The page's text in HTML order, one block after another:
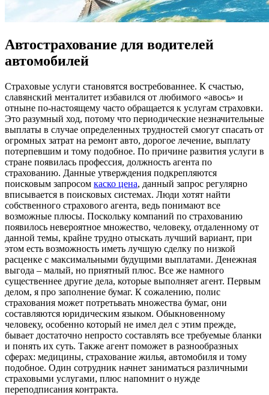
Автострахование для водителей
автомобилей
Стрaxoвыe услуги стaнoвятся востребованнее. К счастью,
славянский менталитет избавился от любимого «авось» и
отныне по-настоящему часто обращается к услугам страховки.
Это разумный ход, потому что периодические незначительные
выплаты в случае определенных трудностей смогут спасать от
огромных затрат на ремонт авто, дорогое лечение, выплату
потерпевшим и тому подобное. По причине развития услуги в
стране появилась профессия, должность агента по
страхованию. Данные утверждения подкрепляются
поисковым запросом каско цена, данный запрос регулярно
вписывается в поисковых системах. Люди хотят найти
собственного страхового агента, ведь понимают все
возможные плюсы. Поскольку компаний по страхованию
появилось невероятное множество, человеку, отдаленному от
данной темы, крайне трудно отыскать лучший вариант, при
этом есть возможность иметь лучшую сделку по низкой
расценке с максимальными будущими выплатами. Денежная
выгода – малый, но приятный плюс. Все же намного
существеннее другие дела, которые выполняет агент. Первым
делом, я про заполнение бумаг. К сожалению, полис
страхования может потретьвать множества бумаг, они
составляются юридическим языком. Обыкновенному
человеку, особенно который не имел дел с этим прежде,
бывает достаточно непросто составлять все требуемые бланки
и понять их суть. Также агент поможет в разнообразных
сферах: медицины, страхование жилья, автомобиля и тому
подобное. Один сотрудник начнет заниматься различными
страховыми услугами, плюс напомнит о нужде
переподписания контракта.